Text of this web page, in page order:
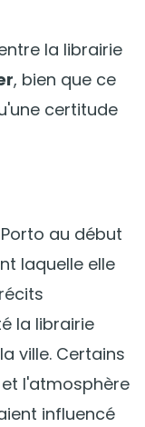
la librairie
, bien que ce
certitude
au début
laquelle elle
la librairie
ville. Certains
l'atmosphère
influencé